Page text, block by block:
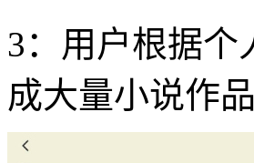
3：用户根据个
成大量小说作